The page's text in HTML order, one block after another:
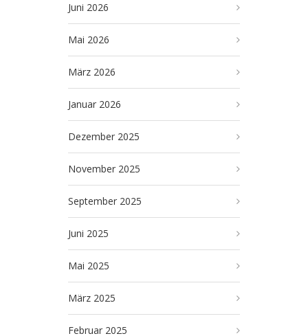
Juni 2026
Mai 2026
März 2026
Januar 2026
Dezember 2025
November 2025
September 2025
Juni 2025
Mai 2025
März 2025
Februar 2025